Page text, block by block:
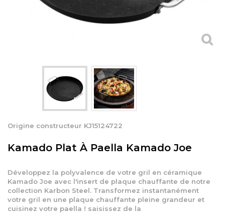
Origine constructeur KJ15124722
Kamado Plat À Paella Kamado Joe
Développez la polyvalence de votre gril en céramique
Kamado Joe avec l'insert de plaque chauffante de notre
collection Karbon Steel. Transformez instantanément
votre gril en une plaque chauffante pleine grandeur et
cuisinez votre paella ! saisissez de la